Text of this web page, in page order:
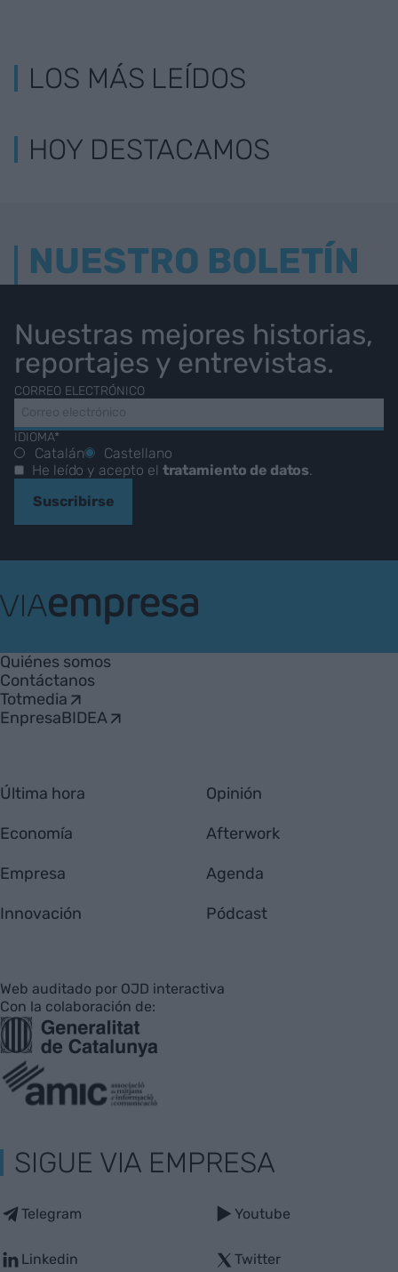
LOS MÁS LEÍDOS
HOY DESTACAMOS
NUESTRO BOLETÍN
Nuestras mejores historias,
reportajes y entrevistas.
CORREO ELECTRÓNICO
IDIOMA*
Catalán
Castellano
He leído y acepto el tratamiento de datos.
Suscribirse
Empresa
Quiénes somos
Contáctanos
Totmedia
EnpresaBIDEA
Última hora
Economía
Empresa
Innovación
Opinión
Afterwork
Agenda
Pódcast
Web auditado por OJD interactiva
Con la colaboración de:
SIGUE VIA EMPRESA
Telegram
Linkedin
Youtube
Twitter